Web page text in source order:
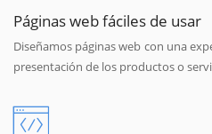
Páginas web fáciles de usar
Diseñamos páginas web con una
presentación de los productos o